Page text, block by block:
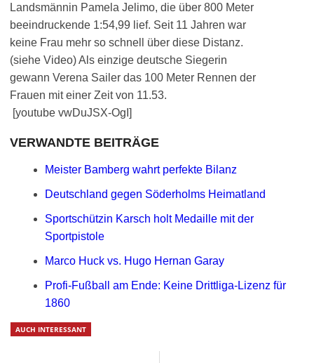
Landsmännin Pamela Jelimo, die über 800 Meter
beeindruckende 1:54,99 lief. Seit 11 Jahren war
keine Frau mehr so schnell über diese Distanz.
(siehe Video) Als einzige deutsche Siegerin
gewann Verena Sailer das 100 Meter Rennen der
Frauen mit einer Zeit von 11.53.
[youtube vwDuJSX-OgI]
VERWANDTE BEITRÄGE
Meister Bamberg wahrt perfekte Bilanz
Deutschland gegen Söderholms Heimatland
Sportschützin Karsch holt Medaille mit der
Sportpistole
Marco Huck vs. Hugo Hernan Garay
Profi-Fußball am Ende: Keine Drittliga-Lizenz für
1860
AUCH INTERESSANT